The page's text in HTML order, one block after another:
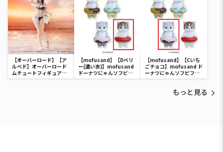
【オーバーロード】【ア
ルベド】オーバーロード
ムチュートフィギュアー
アルベド・aqua ver.ー
【mofusand】【Dベリ
ー(濃い赤)】mofusand
ドーナツにゃんソフビフ
ィギュア
【mofusand】【Cいち
ごチョコ】mofusand ド
ーナツにゃんソフビフィ
ギュア
もっと見る